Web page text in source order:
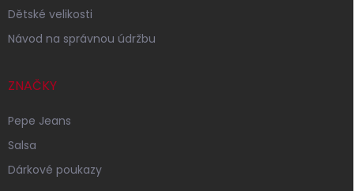
Dětské velikosti
Návod na správnou údržbu
ZNAČKY
Pepe Jeans
Salsa
Dárkové poukazy